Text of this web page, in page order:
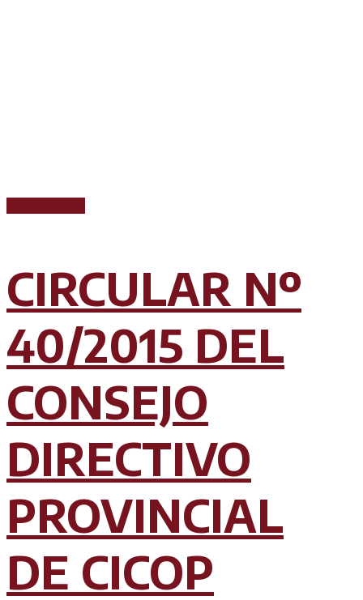
CIRCULAR Nº
40/2015 DEL
CONSEJO
DIRECTIVO
PROVINCIAL
DE CICOP